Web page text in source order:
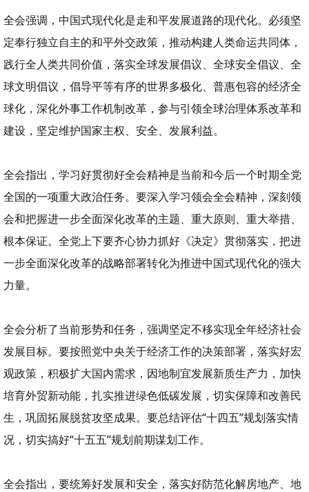
全会强调，中国式现代化是走和平发展道路的现代化。必须坚
定奉行独立自主的和平外交政策，推动构建人类命运共同体，
践行全人类共同价值，落实全球发展倡议、全球安全倡议、全
球文明倡议，倡导平等有序的世界多极化、普惠包容的经济全
球化，深化外事工作机制改革，参与引领全球治理体系改革和
建设，坚定维护国家主权、安全、发展利益。
全会指出，学习好贯彻好全会精神是当前和今后一个时期全党
全国的一项重大政治任务。要深入学习领会全会精神，深刻领
会和把握进一步全面深化改革的主题、重大原则、重大举措、
根本保证。全党上下要齐心协力抓好《决定》贯彻落实，把进
一步全面深化改革的战略部署转化为推进中国式现代化的强大
力量。
全会分析了当前形势和任务，强调坚定不移实现全年经济社会
发展目标。要按照党中央关于经济工作的决策部署，落实好宏
观政策，积极扩大国内需求，因地制宜发展新质生产力，加快
培育外贸新动能，扎实推进绿色低碳发展，切实保障和改善民
生，巩固拓展脱贫攻坚成果。要总结评估“十四五”规划落实情
况，切实搞好“十五五”规划前期谋划工作。
全会指出，要统筹好发展和安全，落实好防范化解房地产、地